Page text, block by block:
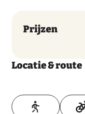
Prijzen
Locatie & route